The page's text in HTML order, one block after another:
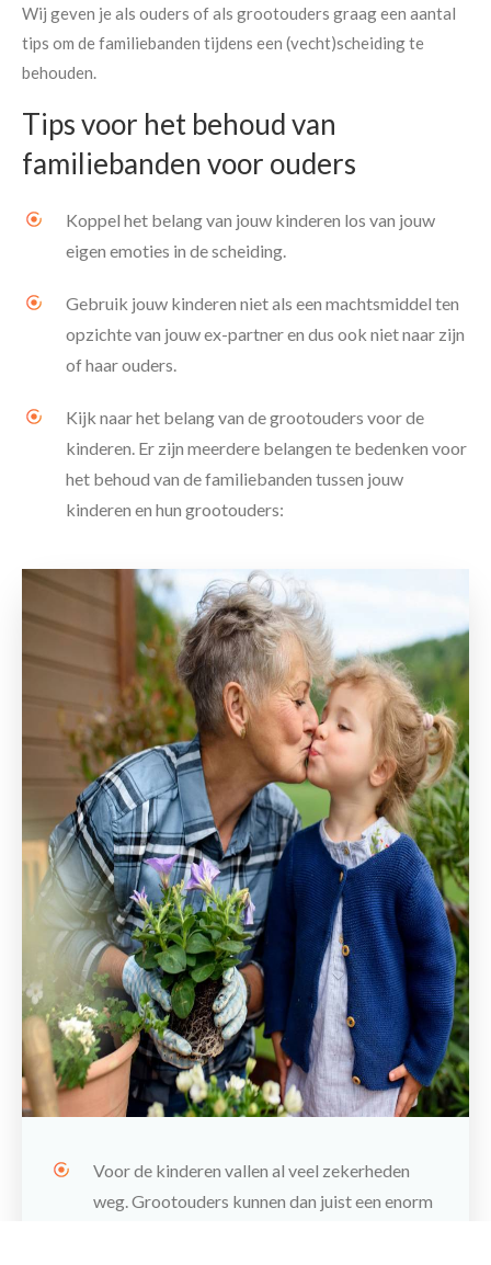
Wij geven je als ouders of als grootouders graag een aantal
tips om de familiebanden tijdens een (vecht)scheiding te
behouden.
Tips voor het behoud van
familiebanden voor ouders
Koppel het belang van jouw kinderen los van jouw
eigen emoties in de scheiding.
Gebruik jouw kinderen niet als een machtsmiddel ten
opzichte van jouw ex-partner en dus ook niet naar zijn
of haar ouders.
Kijk naar het belang van de grootouders voor de
kinderen. Er zijn meerdere belangen te bedenken voor
het behoud van de familiebanden tussen jouw
kinderen en hun grootouders:
Voor de kinderen vallen al veel zekerheden
weg. Grootouders kunnen dan juist een enorm